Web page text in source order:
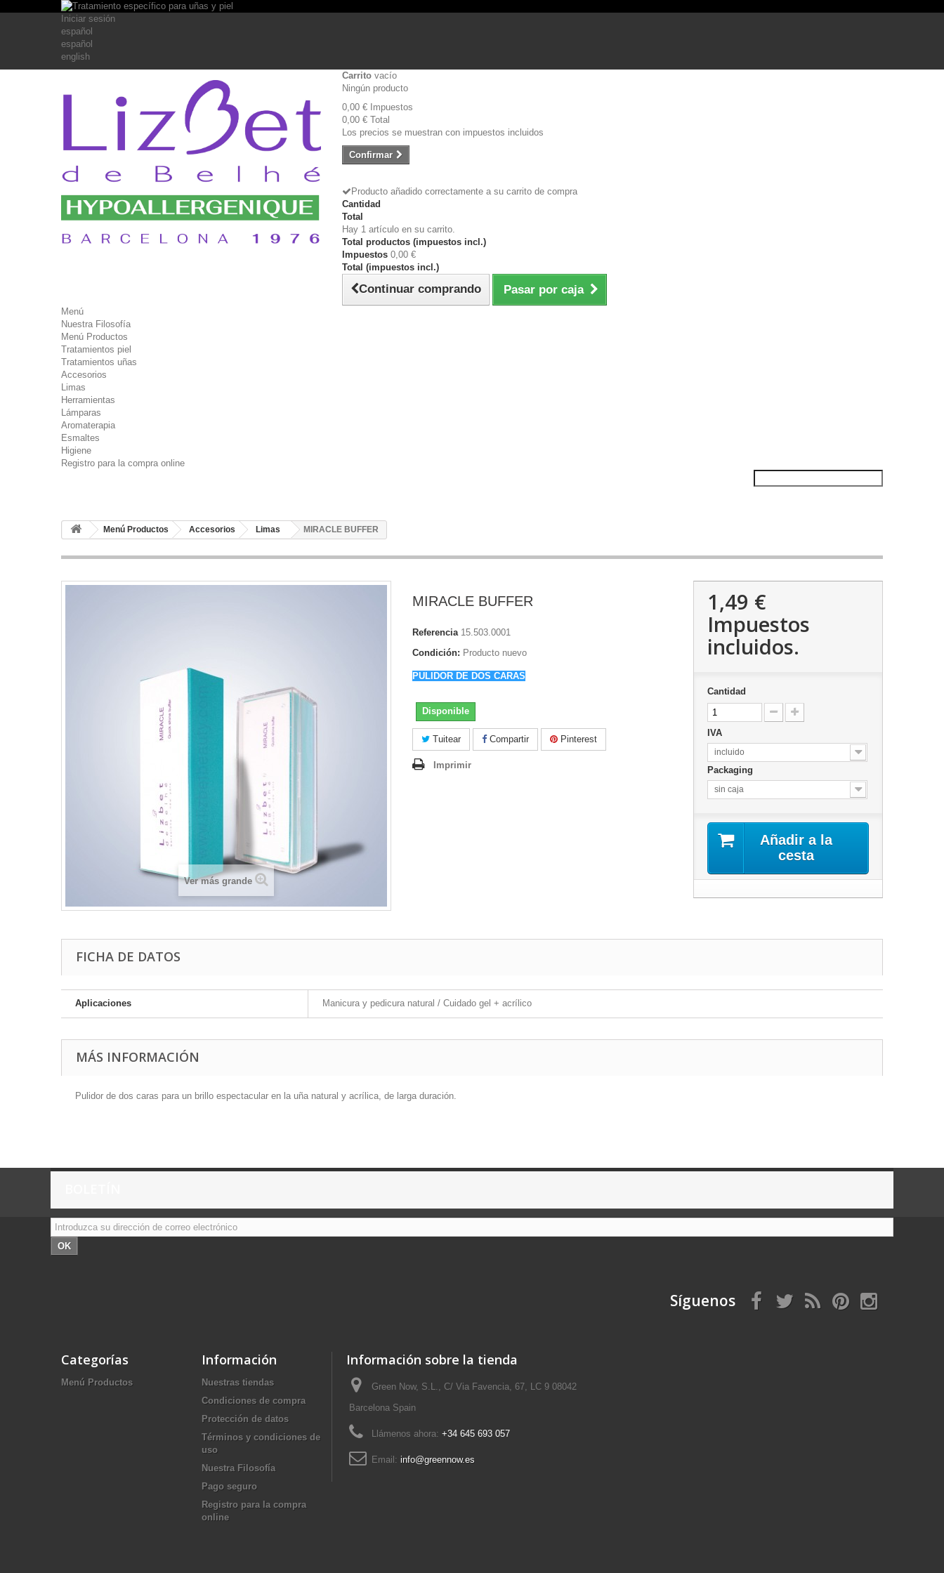
Iniciar sesión
español
español
english
Carrito vacío
Ningún producto
0,00 €
Impuestos
0,00 € Total
Los precios se muestran con impuestos incluidos
Confirmar
Producto añadido correctamente a su carrito de compra
Cantidad
Total
Hay 1 artículo en su carrito.
Total productos (impuestos incl.)
Impuestos 0,00 €
Total (impuestos incl.)
Continuar comprando Pasar por caja
Menú
Nuestra Filosofía
Menú Productos
Tratamientos piel
Tratamientos uñas
Accesorios
Limas
Herramientas
Lámparas
Aromaterapia
Esmaltes
Higiene
Registro para la compra online
Menú Productos Accesorios Limas MIRACLE BUFFER
Ver más grande
MIRACLE BUFFER
Referencia 15.503.0001
Condición: Producto nuevo
PULIDOR DE DOS CARAS
Disponible
Tuitear Compartir Pinterest
Imprimir
1,49 €
Impuestos
incluidos.
Cantidad
IVA
incluido
Packaging
sin caja
Añadir a la
cesta
FICHA DE DATOS
Aplicaciones Manicura y pedicura natural / Cuidado gel + acrílico
MÁS INFORMACIÓN
Pulidor de dos caras para un brillo espectacular en la uña natural y acrílica, de larga duración.
OK
Síguenos
Categorías
Menú Productos
Información
Nuestras tiendas
Condiciones de compra
Protección de datos
Términos y condiciones de
uso
Nuestra Filosofía
Pago seguro
Registro para la compra
online
Información sobre la tienda
Green Now, S.L., C/ Via Favencia, 67, LC 9 08042
Barcelona Spain
Llámenos ahora: +34 645 693 057
Email: info@greennow.es